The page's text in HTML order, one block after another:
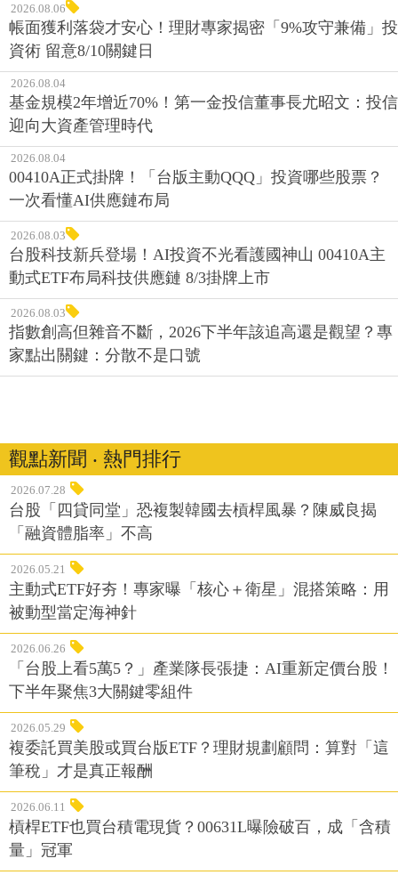
2026.08.06
帳面獲利落袋才安心！理財專家揭密「9%攻守兼備」投
資術 留意8/10關鍵日
2026.08.04
基金規模2年增近70%！第一金投信董事長尤昭文：投信
迎向大資產管理時代
2026.08.04
00410A正式掛牌！「台版主動QQQ」投資哪些股票？
一次看懂AI供應鏈布局
2026.08.03
台股科技新兵登場！AI投資不光看護國神山 00410A主
動式ETF布局科技供應鏈 8/3掛牌上市
2026.08.03
指數創高但雜音不斷，2026下半年該追高還是觀望？專
家點出關鍵：分散不是口號
觀點新聞 ‧ 熱門排行
2026.07.28
台股「四貸同堂」恐複製韓國去槓桿風暴？陳威良揭
「融資體脂率」不高
2026.05.21
主動式ETF好夯！專家曝「核心＋衛星」混搭策略：用
被動型當定海神針
2026.06.26
「台股上看5萬5？」產業隊長張捷：AI重新定價台股！
下半年聚焦3大關鍵零組件
2026.05.29
複委託買美股或買台版ETF？理財規劃顧問：算對「這
筆稅」才是真正報酬
2026.06.11
槓桿ETF也買台積電現貨？00631L曝險破百，成「含積
量」冠軍